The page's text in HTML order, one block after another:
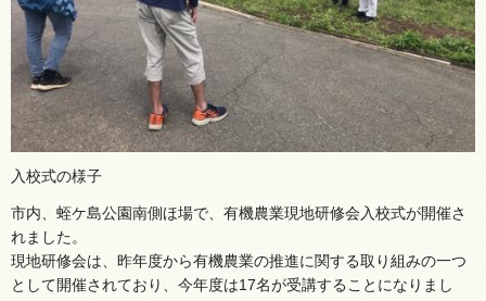
入校式の様子
市内、蛭ケ島公園南側ほ場で、有機農業現地研修会入校式が開催さ
れました。
現地研修会は、昨年度から有機農業の推進に関する取り組みの一つ
として開催されており、今年度は17名が受講することになりまし